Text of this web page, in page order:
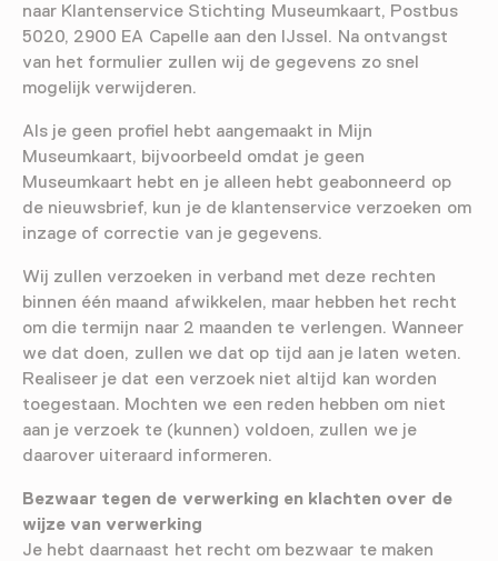
naar Klantenservice Stichting Museumkaart, Postbus
5020, 2900 EA Capelle aan den IJssel. Na ontvangst
van het formulier zullen wij de gegevens zo snel
mogelijk verwijderen.
Als je geen profiel hebt aangemaakt in Mijn
Museumkaart, bijvoorbeeld omdat je geen
Museumkaart hebt en je alleen hebt geabonneerd op
de nieuwsbrief, kun je de klantenservice verzoeken om
inzage of correctie van je gegevens.
Wij zullen verzoeken in verband met deze rechten
binnen één maand afwikkelen, maar hebben het recht
om die termijn naar 2 maanden te verlengen. Wanneer
we dat doen, zullen we dat op tijd aan je laten weten.
Realiseer je dat een verzoek niet altijd kan worden
toegestaan. Mochten we een reden hebben om niet
aan je verzoek te (kunnen) voldoen, zullen we je
daarover uiteraard informeren.
Bezwaar tegen de verwerking en klachten over de
wijze van verwerking
Je hebt daarnaast het recht om bezwaar te maken